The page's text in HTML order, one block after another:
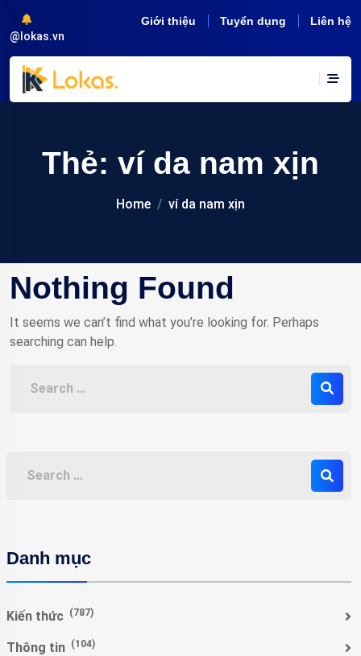
@lokas.vn
Giới thiệu Tuyển dụng Liên hệ
Thẻ: ví da nam xịn
Home ví da nam xịn
Nothing Found
It seems we can’t find what you’re looking for. Perhaps
searching can help.
Danh mục
Kiến thức (787)
Thông tin (104)